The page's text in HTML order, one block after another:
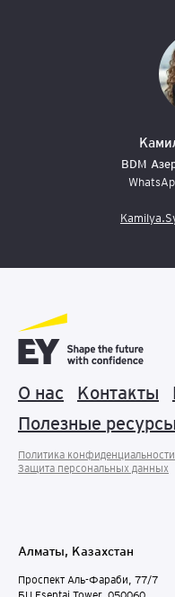
BDM
О нас Контакты
Полезные ресурсы
Политика конфиденциальности
Защита персональных данныx
Алматы, Казахстан
Проспект Аль-Фараби, 77/7